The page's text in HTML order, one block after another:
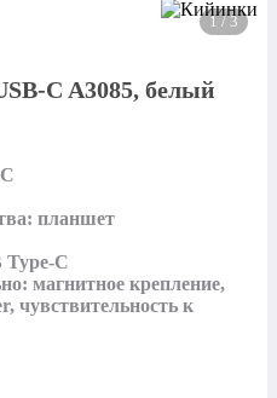
1 / 3
C A3085, белый
планшет
Type-C
магнитное крепление,
чувствительность к